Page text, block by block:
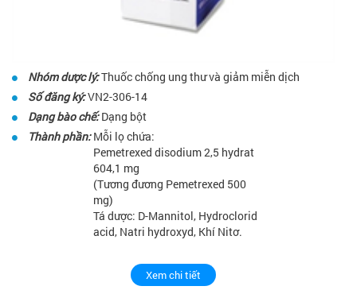
Nhóm dược lý:Thuốc chống ung thư và giảm miễn dịch
Số đăng ký:VN2-306-14
Dạng bào chế:Dạng bột
Thành phần: Mỗi lọ chứa:
Pemetrexed disodium 2,5 hydrat
604,1 mg
(Tương đương Pemetrexed 500
mg)
Tá dược: D-Mannitol, Hydroclorid
acid, Natri hydroxyd, Khí Nitơ.
Xem chi tiết